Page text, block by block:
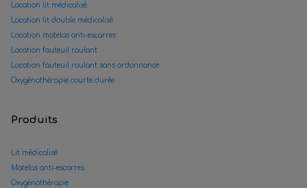
Location lit médicalisé
Location lit double médicalisé
Location matelas anti-escarres
Location fauteuil roulant
Location fauteuil roulant sans ordonnance
Oxygénothérapie courte durée
Produits
Lit médicalisé
Matelas anti-escarres
Oxygénothérapie